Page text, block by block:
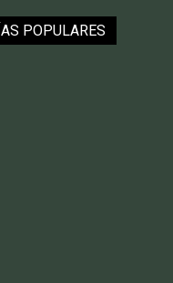
POPULARES